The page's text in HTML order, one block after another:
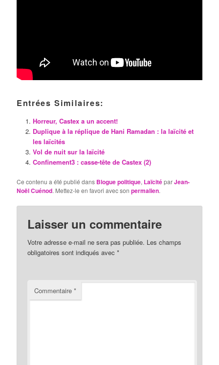
Entrées Similaires:
Horreur, Castex a un accent!
Duplique à la réplique de Hani Ramadan : la laïcité et
les laïcités
Vol de nuit sur la laïcité
Confinement3 : casse-tête de Castex (2)
Ce contenu a été publié dans Blogue politique, LaïcitéparJean-
Noël Cuénod. Mettez-le en favori avec sonpermalien.
Laisser un commentaire
Votre adresse e-mail ne sera pas publiée. Les champs
obligatoires sont indiqués avec*
Commentaire*